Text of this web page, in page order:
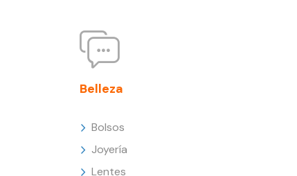
Belleza
Bolsos
Joyería
Lentes